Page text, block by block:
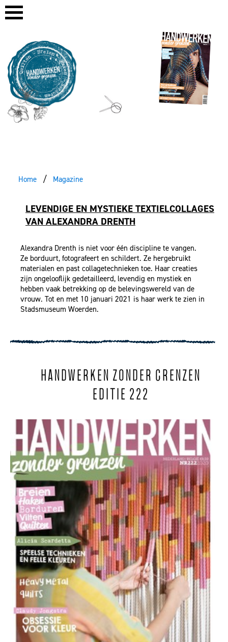
Home Magazine
LEVENDIGE EN MYSTIEKE TEXTIELCOLLAGES
VAN ALEXANDRA DRENTH
Alexandra Drenth is niet voor één discipline te vangen.
Ze borduurt, fotografeert en schildert. Ze hergebruikt
materialen en past collagetechnieken toe. Haar creaties
zijn ongelooflijk gedetailleerd, levendig en mystiek en
hebben vaak betrekking op de belevingswereld van de
vrouw. Tot en met 10 januari 2021 is haar werk te zien in
Stadsmuseum Woerden.
HANDWERKEN ZONDER GRENZEN
EDITIE 222